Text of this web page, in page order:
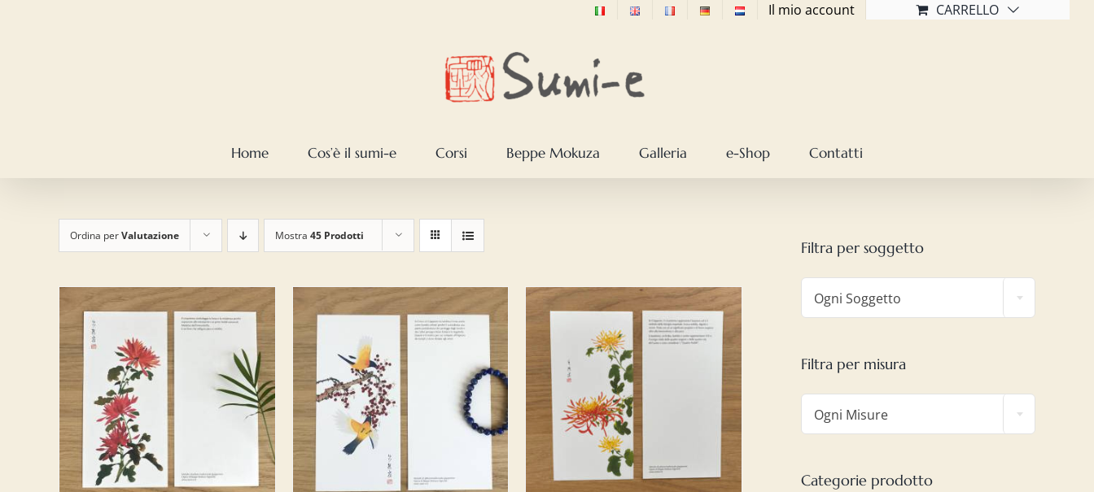
Il mio account CARRELLO
Home Cos’è il sumi-e Corsi Beppe Mokuza Galleria e-Shop Contatti
Ordina perValutazione Mostra 45 Prodotti
AGGIUNGI AL CARRELLO /
AGGIUNGI AL CARRELLO
DETTAGLI
Filtra per soggetto
Ogni Soggetto
Filtra per misura
Ogni Misure
Categorie prodotto